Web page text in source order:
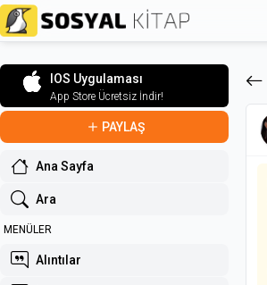
IOS Uygulaması
App Store Ücretsiz İndir!
PAYLAŞ
Ana Sayfa
Ara
MENÜLER
Alıntılar